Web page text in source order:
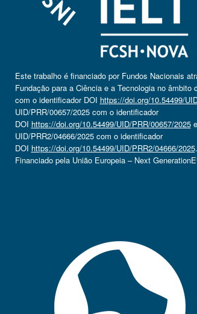
Este trabalho é financiado por Fundos Nacionais
Fundação para a Ciência e a Tecnologia no âmbito
com o identificador DOI https://doi.org/10.54499/
UID/PRR/00657/2025 com o identificador
DOI https://doi.org/10.54499/UID/PRR/00657/2025
UID/PRR2/04666/2025 com o identificador
DOI https://doi.org/10.54499/UID/PRR2/04666/2025.
Financiado pela União Europeia – Next